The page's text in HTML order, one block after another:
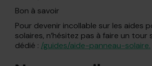
Bon à savoir
Pour devenir incollable sur les aides
solaires, n’hésitez pas à faire un tour
dédié : /guides/aide-panneau-solaire.